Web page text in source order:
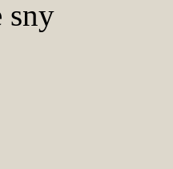
sny